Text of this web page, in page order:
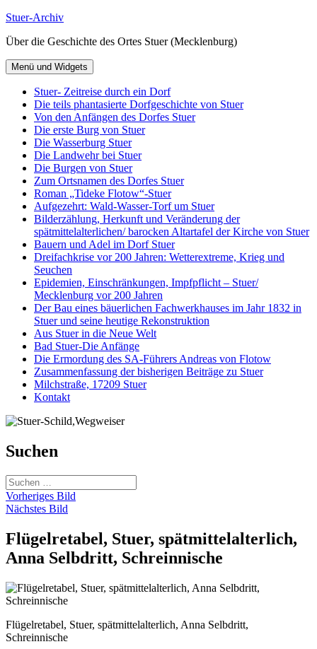
Zum
springen
Stuer-Archiv
Über die Geschichte des Ortes Stuer (Mecklenburg)
Menü und Widgets
Stuer- Zeitreise durch ein Dorf
Die teils phantasierte Dorfgeschichte von Stuer
Von den Anfängen des Dorfes Stuer
Die erste Burg von Stuer
Die Wasserburg Stuer
Die Landwehr bei Stuer
Die Burgen von Stuer
Zum Ortsnamen des Dorfes Stuer
Roman „Tideke Flotow“-Stuer
Aufgezehrt: Wald-Wasser-Torf um Stuer
Bilderzählung, Herkunft und Veränderung der
spätmittelalterlichen/ barocken Altartafel der Kirche von Stuer
Bauern und Adel im Dorf Stuer
Dreifachkrise vor 200 Jahren: Wetterextreme, Krieg und
Seuchen
Epidemien, Einschränkungen, Impfpflicht – Stuer/
Mecklenburg vor 200 Jahren
Der Bau eines bäuerlichen Fachwerkhauses im Jahr 1832 in
Stuer und seine heutige Rekonstruktion
Aus Stuer in die Neue Welt
Bad Stuer-Die Anfänge
Die Ermordung des SA-Führers Andreas von Flotow
Zusammenfassung der bisherigen Beiträge zu Stuer
Milchstraße, 17209 Stuer
Kontakt
Suchen
Suchen
nach:
Vorheriges Bild
Nächstes Bild
Flügelretabel, Stuer, spätmittelalterlich,
Anna Selbdritt, Schreinnische
Flügelretabel, Stuer, spätmittelalterlich, Anna Selbdritt,
Schreinnische